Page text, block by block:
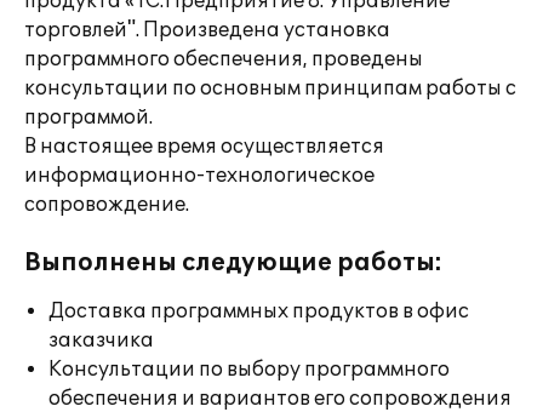
торговлей". Произведена установка
программного обеспечения, проведены
консультации по основным принципам работы с
программой.
В настоящее время осуществляется
информационно-технологическое
сопровождение.
Выполнены следующие работы:
Доставка программных продуктов в офис
заказчика
Консультации по выбору программного
обеспечения и вариантов его сопровождения